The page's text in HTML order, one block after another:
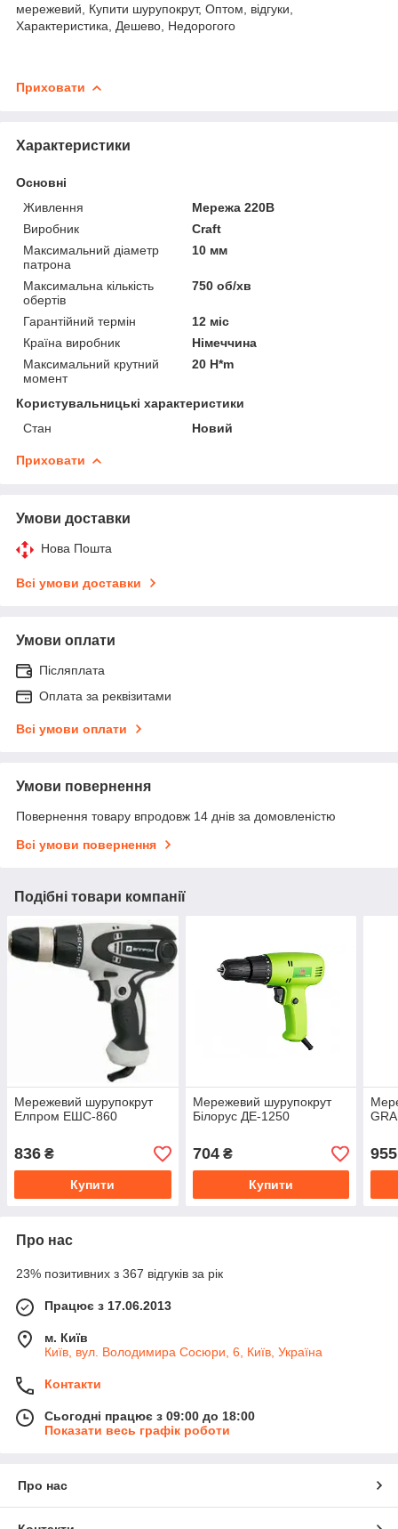
мережевий, Купити шурупокрут, Оптом, відгуки,
Характеристика, Дешево, Недорогого
Приховати
Характеристики
Основні
Живлення
Мережа 220В
Виробник
Craft
Максимальний діаметр
патрона
10 мм
Максимальна кількість
обертів
750 об/хв
Гарантійний термін
12 міс
Країна виробник
Німеччина
Максимальний крутний
момент
20 H*m
Користувальницькі характеристики
Стан
Новий
Приховати
Умови доставки
Нова Пошта
Всі умови доставки
Умови оплати
Післяплата
Оплата за реквізитами
Всі умови оплати
Умови повернення
Повернення товару впродовж 14 днів за домовленістю
Всі умови повернення
Подібні товари компанії
Мережевий шурупокрут
Елпром ЕШС-860
836 ₴
Купити
Мережевий шурупокрут
Білорус ДЕ-1250
704₴
Купити
955
Про нас
23% позитивних з 367 відгуків за рік
Працює з 17.06.2013
м. Київ
Київ, вул. Володимира Сосюри, 6, Київ, Україна
Контакти
Сьогодні працює з 09:00 до 18:00
Показати весь графік роботи
Про нас